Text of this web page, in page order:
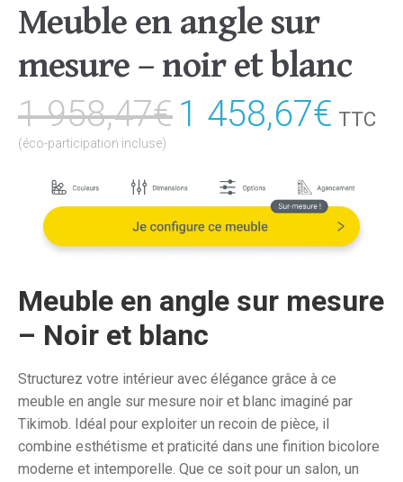
Meuble en angle sur
mesure – noir et blanc
1 958,47€Le
initial
était :
1
958,47€.
1 458,67€Le
est :
1
TTC
(éco-participation incluse)
Meuble en angle sur mesure
– Noir et blanc
Structurez votre intérieur avec élégance grâce à ce
meuble en angle sur mesure noir et blanc imaginé par
Tikimob. Idéal pour exploiter un recoin de pièce, il
combine esthétisme et praticité dans une finition bicolore
moderne et intemporelle. Que ce soit pour un salon, un